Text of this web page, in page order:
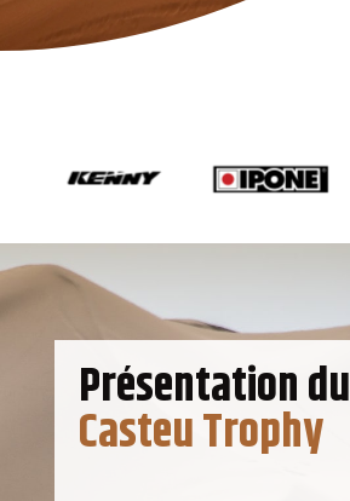
Présentation du
Casteu Trophy